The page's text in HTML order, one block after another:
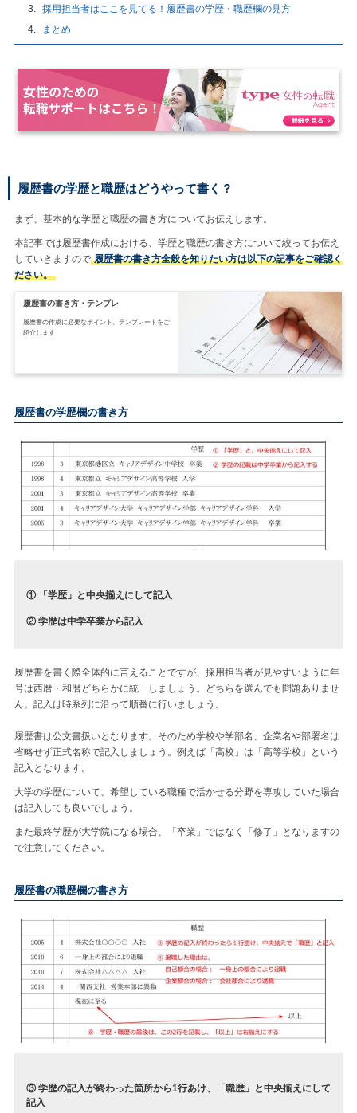
採用担当者はここを見てる！履歴書の学歴・職歴欄の見方
まとめ
履歴書の学歴と職歴はどうやって書く？
まず、基本的な学歴と職歴の書き方についてお伝えします。
本記事では履歴書作成における、学歴と職歴の書き方について絞ってお伝え
していきますので 履歴書の書き方全般を知りたい方は以下の記事をご確認く
ださい。
履歴書の書き方・テンプレ
履歴書の作成に必要なポイント、テンプレートをご
紹介します
履歴書の学歴欄の書き方
① 「学歴」と中央揃えにして記入
② 学歴は中学卒業から記入
履歴書を書く際全体的に言えることですが、採用担当者が見やすいように年
号は西暦・和暦どちらかに統一しましょう。どちらを選んでも問題ありませ
ん。記入は時系列に沿って順番に行いましょう。
履歴書は公文書扱いとなります。そのため学校や学部名、企業名や部署名は
省略せず正式名称で記入しましょう。例えば「高校」は「高等学校」という
記入となります。
大学の学歴について、希望している職種で活かせる分野を専攻していた場合
は記入しても良いでしょう。
また最終学歴が大学院になる場合、「卒業」ではなく「修了」となりますの
で注意してください。
履歴書の職歴欄の書き方
③ 学歴の記入が終わった箇所から1行あけ、「職歴」と中央揃えにして
記入